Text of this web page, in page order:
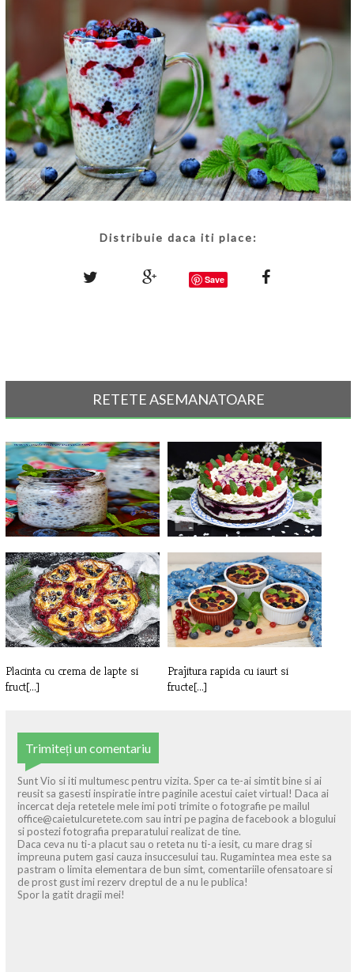
Distribuie daca iti place:
Save
RETETE ASEMANATOARE
Budinca de chia cu lapte de
cocos s[...]
Tort cu mascarpone, ciocolata
alba [...]
Placinta cu crema de lapte si
fruct[...]
Prajitura rapida cu iaurt si
fructe[...]
Trimiteți un comentariu
Sunt Vio si iti multumesc pentru vizita. Sper ca te-ai simtit bine si ai
reusit sa gasesti inspiratie intre paginile acestui caiet virtual! Daca ai
incercat deja retetele mele imi poti trimite o fotografie pe mailul
office@caietulcuretete.com sau intri pe pagina de facebook a blogului
si postezi fotografia preparatului realizat de tine.
Daca ceva nu ti-a placut sau o reteta nu ti-a iesit, cu mare drag si
impreuna putem gasi cauza insuccesului tau. Rugamintea mea este sa
pastram o limita elementara de bun simt, comentariile ofensatoare si
de prost gust imi rezerv dreptul de a nu le publica!
Spor la gatit dragii mei!